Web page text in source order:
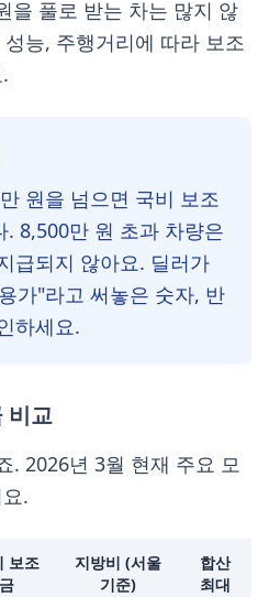
을 풀로 받는 차는 많지 않
능, 주행거리에 따라 보조
원을 넘으면 국비 보조
. 8,500만 원 초과 차량은
급되지 않아요. 딜러가
가"라고 써놓은 숫자, 반
하세요.
비교
. 2026년 3월 현재 주요 모
.
보조
금
지방비 (서울
기준)
합산
최대